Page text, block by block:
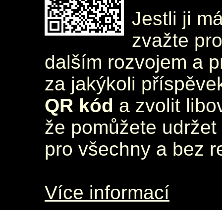
Jestli ji
zvažte
dalším rozvojem a
za jakýkoli
QR kód a zvolit
že pomůžete
pro všechny a bez
Více informací